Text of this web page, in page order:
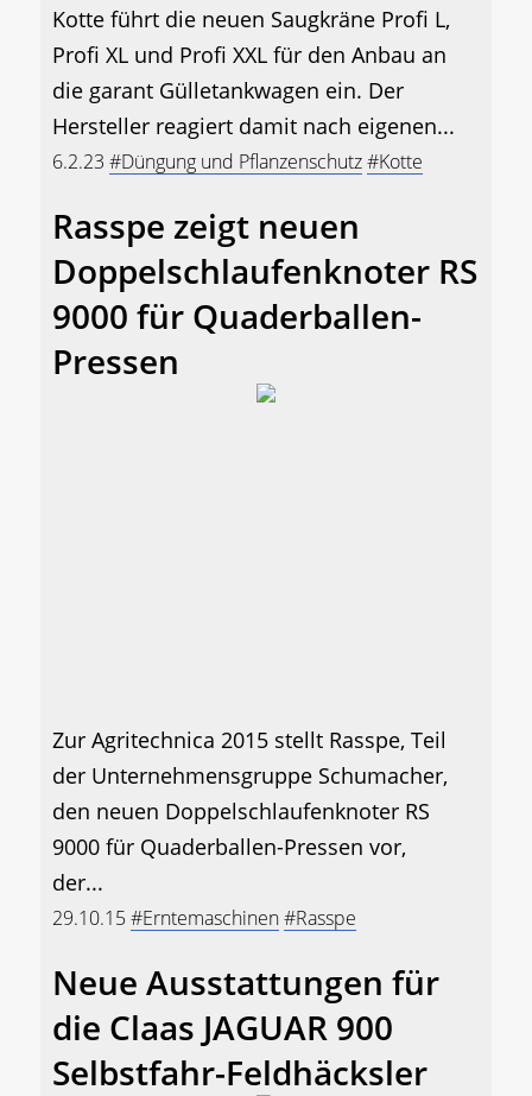
Kotte führt die neuen Saugkräne Profi L,
Profi XL und Profi XXL für den Anbau an
die garant Gülletankwagen ein. Der
Hersteller reagiert damit nach eigenen...
6.2.23 #Düngung und Pflanzenschutz#Kotte
Rasspe zeigt neuen
Doppelschlaufenknoter RS
9000 für Quaderballen-
Pressen
Zur Agritechnica 2015 stellt Rasspe, Teil
der Unternehmensgruppe Schumacher,
den neuen Doppelschlaufenknoter RS
9000 für Quaderballen-Pressen vor,
der...
29.10.15#Erntemaschinen#Rasspe
Neue Ausstattungen für
die Claas JAGUAR 900
Selbstfahr-Feldhäcksler